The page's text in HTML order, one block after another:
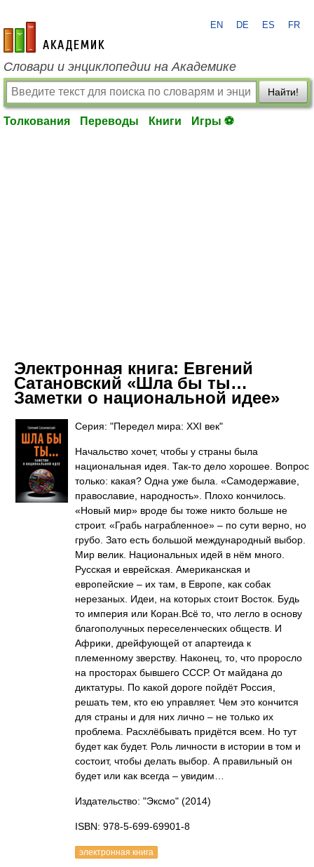
academic.ru
EN DE ES FR
Словари и энциклопедии на Академике
Найти!
Толкования Переводы Книги Игры ⚽
Электронная книга: Евгений
Сатановский «Шла бы ты…
Заметки о национальной идее»
Серия: "Передел мира: XXI век"
Начальство хочет, чтобы у страны была
национальная идея. Так-то дело хорошее. Вопрос
только: какая? Одна уже была. «Самодержавие,
православие, народность». Плохо кончилось.
«Новый мир» вроде бы тоже никто больше не
строит. «Грабь награбленное» – по сути верно, но
грубо. Зато есть большой международный выбор.
Мир велик. Национальных идей в нём много.
Русская и еврейская. Американская и
европейские – их там, в Европе, как собак
нерезаных. Идеи, на которых стоит Восток. Будь
то империя или Коран.Всё то, что легло в основу
благополучных переселенческих обществ. И
Африки, дрейфующей от апартеида к
племенному зверству. Наконец, то, что проросло
на просторах бывшего СССР. От майдана до
диктатуры. По какой дороге пойдёт Россия,
решать тем, кто ею управляет. Чем это кончится
для страны и для них лично – не только их
проблема. Расхлёбывать придётся всем. Но тут
будет как будет. Роль личности в истории в том и
состоит, чтобы делать выбор. А правильный он
будет или как всегда – увидим…
Издательство: "Эксмо" (2014)
ISBN: 978-5-699-69901-8
электронная книга